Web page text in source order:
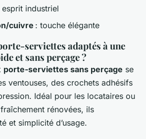
esprit industriel
cuivre : touche élégante
serviettes adaptés à une
et sans perçage ?
porte-serviettes sans perçage se
ventouses, des crochets adhésifs
Idéal pour les locataires ou
rénovées, ils
et simplicité d’usage.